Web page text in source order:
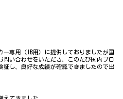
ー専用（IB用）に提供しておりましたが国
問い合わせをいただき、このたび国内ブロ
証し、良好な成績が確認できましたので出